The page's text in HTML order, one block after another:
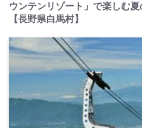
ウンテンリゾート」で楽しむ
【長野県白馬村】